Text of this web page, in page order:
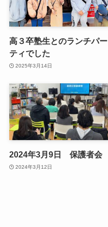
高３卒塾生とのランチパー
ティでした
2025年3月14日
2024年3月9日 保護者会
2024年3月12日